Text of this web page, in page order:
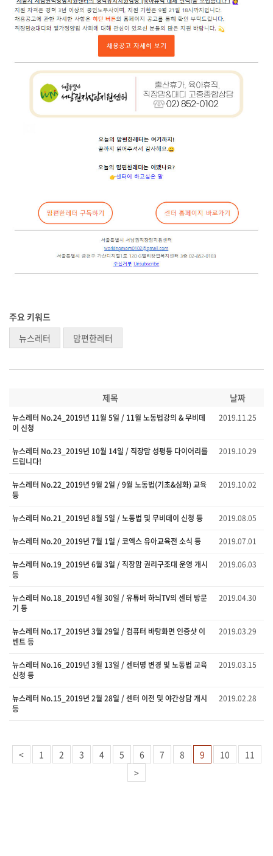
주요 키워드
뉴스레터
맘편한레터
제목 날짜
뉴스레터 No.24_2019년 11월 5일 / 11월 노동법강의 & 무비데
이 신청
2019.11.25
뉴스레터 No.23_2019년 10월 14일 / 직장맘 성평등 다이어리를
드립니다!
2019.10.29
뉴스레터 No.22_2019년 9월 2일 / 9월 노동법(기초&심화) 교육
등
2019.10.02
뉴스레터 No.21_2019년 8월 5일 / 노동법 및 무비데이 신청 등 2019.08.05
뉴스레터 No.20_2019년 7월 1일 / 코엑스 유아교육전 소식 등 2019.07.01
뉴스레터 No.19_2019년 6월 3일 / 직장맘 권리구조대 운영 개시
등
2019.06.03
뉴스레터 No.18_2019년 4월 30일 / 유튜버 하늬TV의 센터 방문
기 등
2019.04.30
뉴스레터 No.17_2019년 3월 29일 / 컴퓨터 바탕화면 인증샷 이
벤트 등
2019.03.29
뉴스레터 No.16_2019년 3월 13일 / 센터명 변경 및 노동법 교육
신청 등
2019.03.15
뉴스레터 No.15_2019년 2월 28일 / 센터 이전 및 야간상담 개시
등
2019.02.28
< 1 2 3 4 5 6 7 8 9 10
11
>